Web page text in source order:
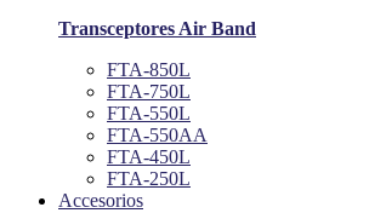
Transceptores Air Band
FTA-850L
FTA-750L
FTA-550L
FTA-550AA
FTA-450L
FTA-250L
Accesorios